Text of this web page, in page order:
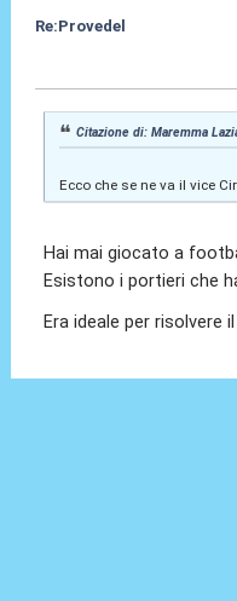
Re:Provedel
Citazione di: Maremma
Ecco che se ne va il vice
Hai mai giocato a
Esistono i portieri che
Era ideale per risolvere